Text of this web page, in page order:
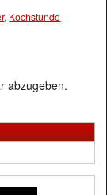
, Kochstunde
abzugeben.